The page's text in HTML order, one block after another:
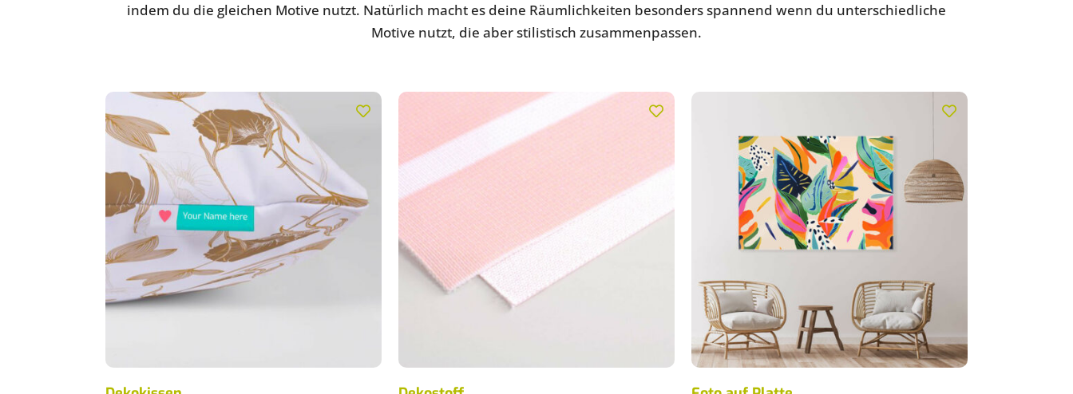
indem du die gleichen Motive nutzt. Natürlich macht es deine Räumlichkeiten besonders spannend wenn du unterschiedliche
Motive nutzt, die aber stilistisch zusammenpassen.